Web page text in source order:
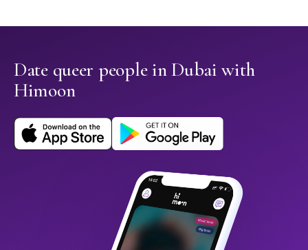
Date queer people in Dubai with
Himoon